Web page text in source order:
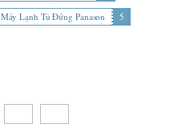
Máy Lạnh Tủ Đứng Panason 5